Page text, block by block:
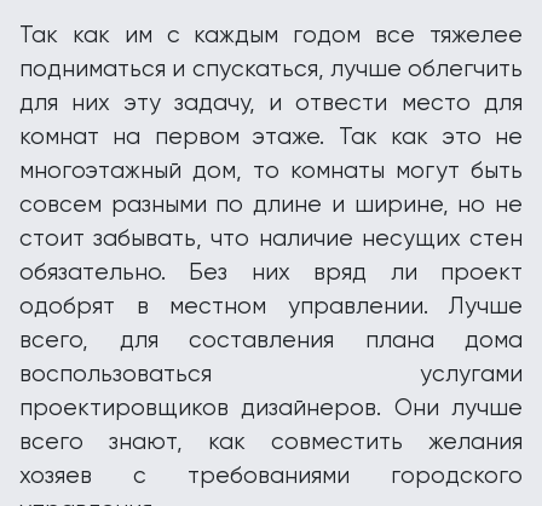
Так как им с каждым годом все тяжелее
подниматься и спускаться, лучше облегчить
для них эту задачу, и отвести место для
комнат на первом этаже. Так как это не
многоэтажный дом, то комнаты могут быть
совсем разными по длине и ширине, но не
стоит забывать, что наличие несущих стен
обязательно. Без них вряд ли проект
одобрят в местном управлении. Лучше
всего, для составления плана дома
воспользоваться услугами
проектировщиков дизайнеров. Они лучше
всего знают, как совместить желания
хозяев с требованиями городского